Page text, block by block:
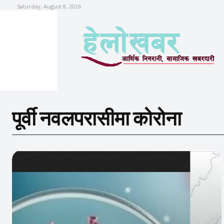
Saturday, August 8, 2026
पूर्वी नवलपरासीमा कोरोना